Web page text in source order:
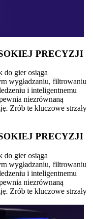
PRECYZJI
do gier osiąga
wygładzaniu, filtrowaniu
i inteligentnemu
niezrównaną
Zrób te kluczowe strzały
PRECYZJI
do gier osiąga
wygładzaniu, filtrowaniu
i inteligentnemu
niezrównaną
Zrób te kluczowe strzały